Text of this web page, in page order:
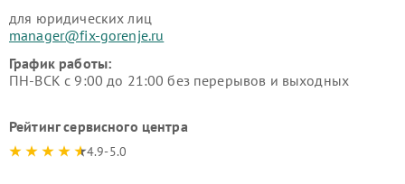
для юридических лиц
manager@fix-gorenje.ru
График работы:
ПН-ВСК с 9:00 до 21:00 без перерывов и выходных
Рейтинг сервисного центра
4.9-5.0